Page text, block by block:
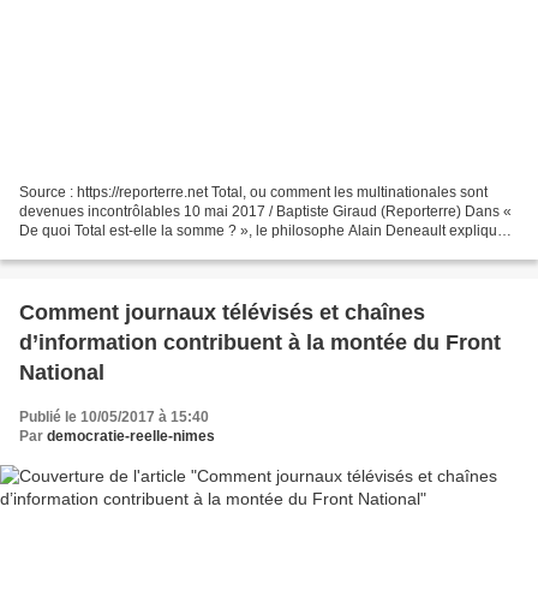
Source : https://reporterre.net Total, ou comment les multinationales sont
devenues incontrôlables 10 mai 2017 / Baptiste Giraud (Reporterre) Dans «
De quoi Total est-elle la somme ? », le philosophe Alain Deneault explique
Comment journaux télévisés et chaînes
d’information contribuent à la montée du Front
National
Publié le 10/05/2017 à 15:40
Par democratie-reelle-nimes